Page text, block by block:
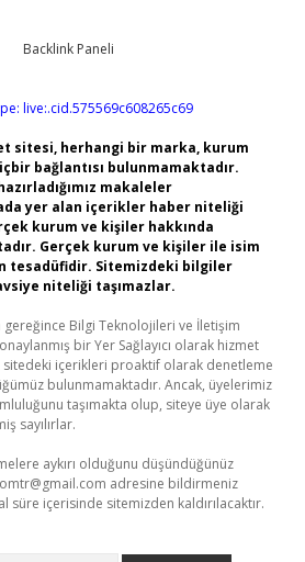
live:.cid.575569c608265c69
sitesi, herhangi bir marka, kurum
bağlantısı bulunmamaktadır.
makaleler
yer alan içerikler haber niteliği
kurum ve kişiler hakkında
Gerçek kurum ve kişiler ile isim
tesadüfidir. Sitemizdeki bilgiler
niteliği taşımazlar.
gereğince Bilgi Teknolojileri ve İletişim
bir Yer Sağlayıcı olarak hizmet
içerikleri proaktif olarak denetleme
bulunmamaktadır. Ancak, üyelerimiz
taşımakta olup, siteye üye olarak
sayılırlar.
aykırı olduğunu düşündüğünüz
adresine bildirmeniz
süre içerisinde sitemizden kaldırılacaktır.